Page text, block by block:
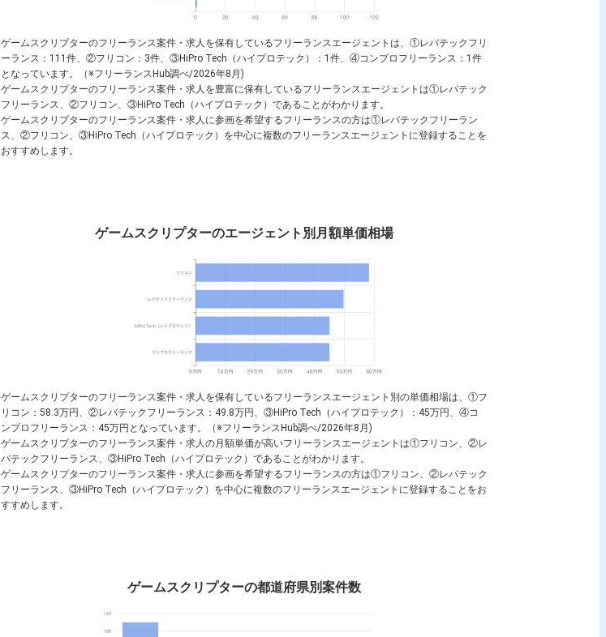
ゲームスクリプターのフリーランス案件・求人を保有しているフリーランスエージェントは、①レバテックフリ
ーランス：111件、②フリコン：3件、③HiPro Tech（ハイプロテック）：1件、④コンプロフリーランス：1件
となっています。（※フリーランスHub調べ/2026年8月)
ゲームスクリプターのフリーランス案件・求人を豊富に保有しているフリーランスエージェントは①レバテック
フリーランス、②フリコン、③HiPro Tech（ハイプロテック）であることがわかります。
ゲームスクリプターのフリーランス案件・求人に参画を希望するフリーランスの方は①レバテックフリーラン
ス、②フリコン、③HiPro Tech（ハイプロテック）を中心に複数のフリーランスエージェントに登録することを
おすすめします。
ゲームスクリプターのエージェント別月額単価相場
ゲームスクリプターのフリーランス案件・求人を保有しているフリーランスエージェント別の単価相場は、①フ
リコン：58.3万円、②レバテックフリーランス：49.8万円、③HiPro Tech（ハイプロテック）：45万円、④コ
ンプロフリーランス：45万円となっています。（※フリーランスHub調べ/2026年8月)
ゲームスクリプターのフリーランス案件・求人の月額単価が高いフリーランスエージェントは①フリコン、②レ
バテックフリーランス、③HiPro Tech（ハイプロテック）であることがわかります。
ゲームスクリプターのフリーランス案件・求人に参画を希望するフリーランスの方は①フリコン、②レバテック
フリーランス、③HiPro Tech（ハイプロテック）を中心に複数のフリーランスエージェントに登録することをお
すすめします。
ゲームスクリプターの都道府県別案件数